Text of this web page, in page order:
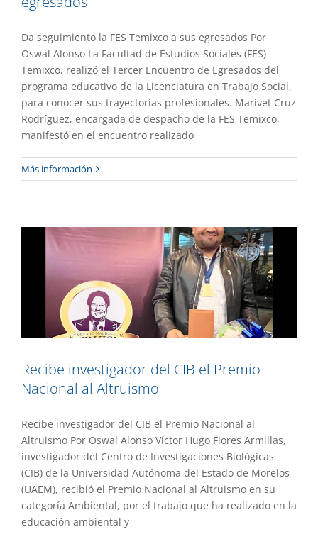
Da seguimiento la FES Temixco a sus egresados Por
Oswal Alonso La Facultad de Estudios Sociales (FES)
Temixco, realizó el Tercer Encuentro de Egresados del
programa educativo de la Licenciatura en Trabajo Social,
para conocer sus trayectorias profesionales. Marivet Cruz
Rodríguez, encargada de despacho de la FES Temixco,
manifestó en el encuentro realizado
Más información
Recibe investigador del CIB el Premio
Recibe investigador del CIB el Premio
Nacional al Altruismo
Recibe investigador del CIB el Premio Nacional al
Altruismo Por Oswal Alonso Víctor Hugo Flores Armillas,
investigador del Centro de Investigaciones Biológicas
(CIB) de la Universidad Autónoma del Estado de Morelos
(UAEM), recibió el Premio Nacional al Altruismo en su
categoría Ambiental, por el trabajo que ha realizado en la
educación ambiental y